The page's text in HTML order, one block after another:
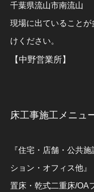
千葉県流山市南流山
現場に出ていること
けください。
【中野営業所】
床工事施工メニュ
『住宅・店舗・公共
ション・オフィス他』
置床・乾式二重床/OA